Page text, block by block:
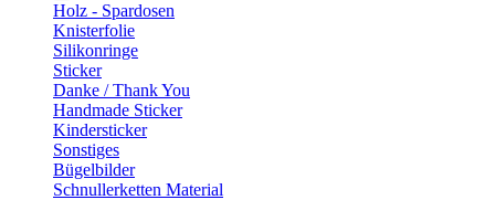
Holz - Spardosen
Knisterfolie
Silikonringe
Sticker
Danke / Thank You
Handmade Sticker
Kindersticker
Sonstiges
Bügelbilder
Schnullerketten Material